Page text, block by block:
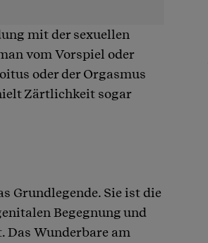
mit der sexuellen
vom Vorspiel oder
oder der Orgasmus
Zärtlichkeit sogar
Grundlegende. Sie ist die
Begegnung und
Das Wunderbare am